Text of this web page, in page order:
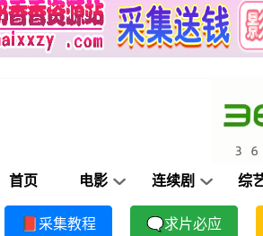
首页 电影 连续剧 综
📕采集教程 🗨求片必应